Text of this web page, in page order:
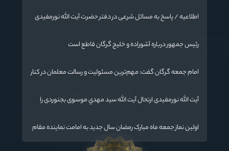
اطلاعیه / پاسخ به مسائل شرعی در دفتر حضرت آیت الله نورمفیدی
رئیس جمهور درباره آشوراده و خلیج گرگان قاطع است
امام جمعه گرگان گفت: مهم‌ترین مسئولیت و رسالت معلمان در کنار
مفید برای آینده ایران اسلامی است.
آیت الله نورمفیدی ارتحال آیت الله سيد مهدي موسوی بجنوردی را
اولین نماز جمعه ماه مبارک رمضان سال جدید به امامت نماینده مقام
معظم رهبری دراستان گلستان اقامه می گردد.